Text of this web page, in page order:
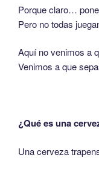
Porque claro…
Pero no todas
Aquí no venimos a
Venimos a que
¿Qué es una
Una cerveza